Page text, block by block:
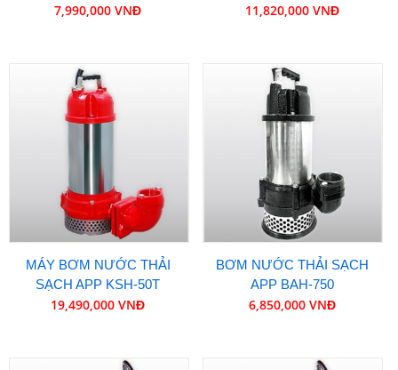
7,990,000 VNĐ 11,820,000 VNĐ
MÁY BƠM NƯỚC THẢI
SẠCH APP KSH-50T
19,490,000 VNĐ
BƠM NƯỚC THẢI SẠCH
APP BAH-750
6,850,000 VNĐ